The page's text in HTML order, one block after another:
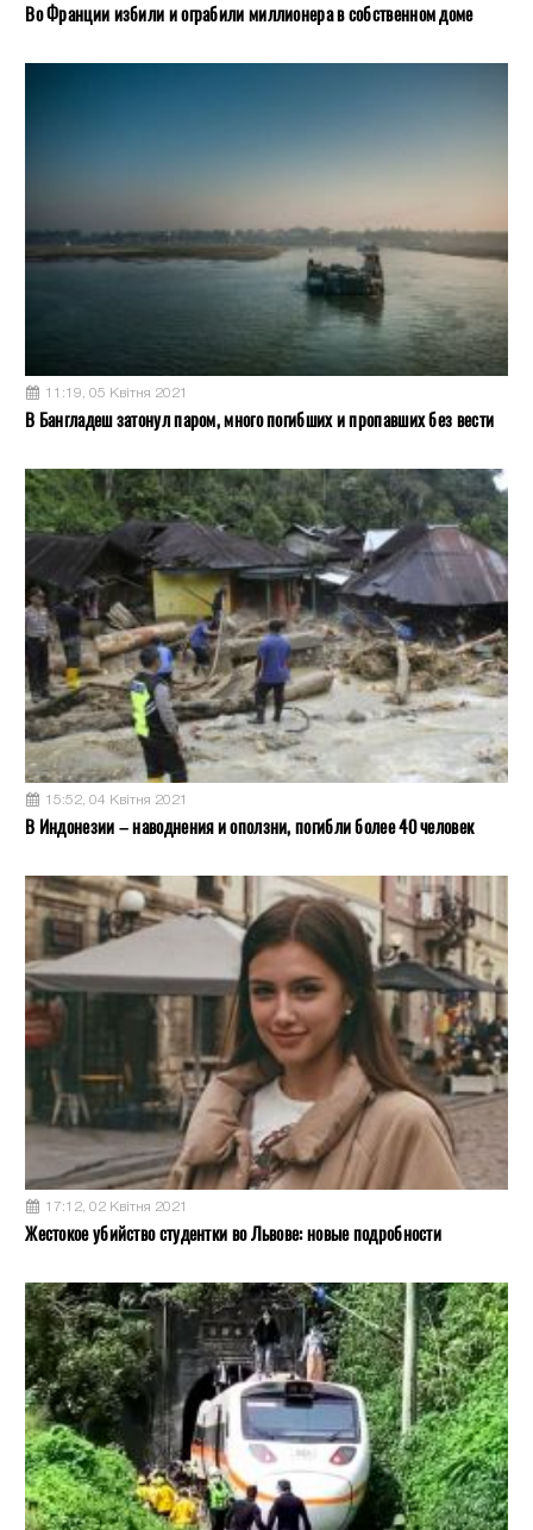
Во Франции избили и ограбили миллионера в собственном доме
11:19, 05 Квітня 2021
В Бангладеш затонул паром, много погибших и пропавших без вести
15:52, 04 Квітня 2021
В Индонезии – наводнения и оползни, погибли более 40 человек
17:12, 02 Квітня 2021
Жестокое убийство студентки во Львове: новые подробности